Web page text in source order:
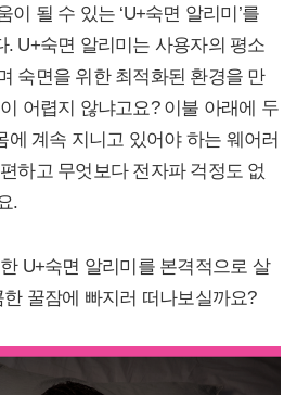
이 될 수 있는 ‘U+숙면 알리미’를
. U+숙면 알리미는 사용자의 평소
숙면을 위한 최적화된 환경을 만
어렵지 않냐고요? 이불 아래에 두
에 계속 지니고 있어야 하는 웨어러
하고 무엇보다 전자파 걱정도 없
.
U+숙면 알리미를 본격적으로 살
꿀잠에 빠지러 떠나보실까요?